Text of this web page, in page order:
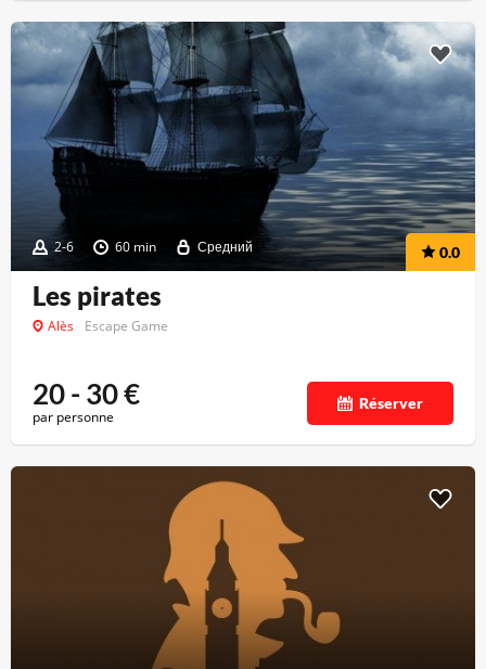
2-6 60 min Средний 0.0
Les pirates
Alès Escape Game
20 - 30€
par personne
Réserver